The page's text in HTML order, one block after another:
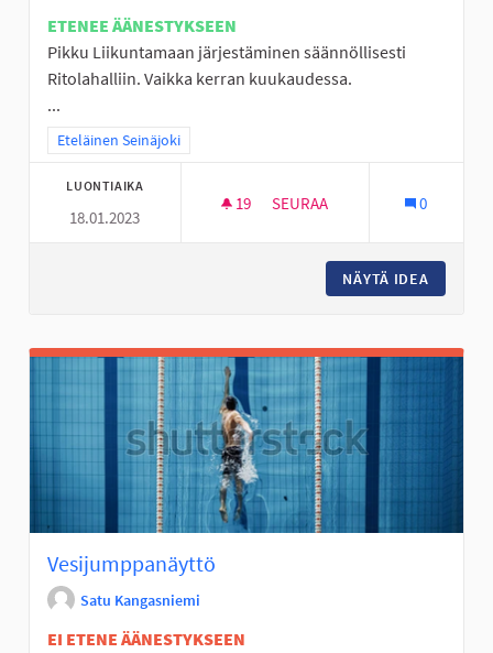
ETENEE ÄÄNESTYKSEEN
Pikku Liikuntamaan järjestäminen säännöllisesti
Ritolahalliin. Vaikka kerran kuukaudessa.
...
Rajaa tulokset teeman mukaan: Eteläinen Seinäjoki
Eteläinen Seinäjoki
LUONTIAIKA
18.01.2023
19 19 SEURAAJAA
SEURAA 0
NÄYTÄ IDEA
Vesijumppanäyttö
Satu Kangasniemi
EI ETENE ÄÄNESTYKSEEN